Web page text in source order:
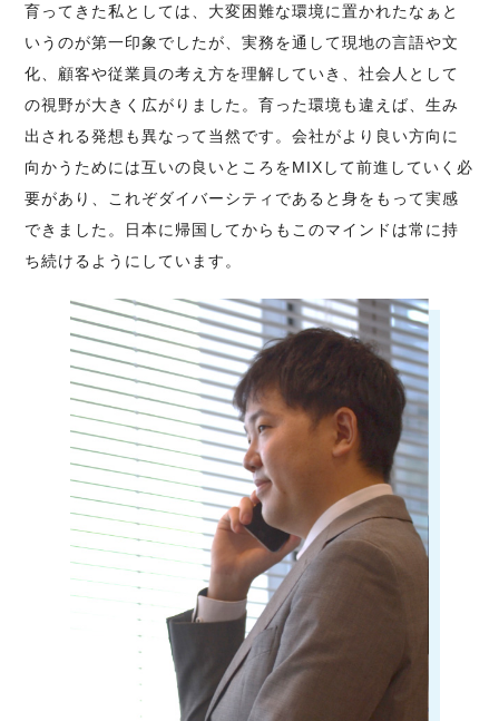
育ってきた私としては、大変困難な環境に置かれたなぁと
いうのが第一印象でしたが、実務を通して現地の言語や文
化、顧客や従業員の考え方を理解していき、社会人として
の視野が大きく広がりました。育った環境も違えば、生み
出される発想も異なって当然です。会社がより良い方向に
向かうためには互いの良いところをMIXして前進していく必
要があり、これぞダイバーシティであると身をもって実感
できました。日本に帰国してからもこのマインドは常に持
ち続けるようにしています。